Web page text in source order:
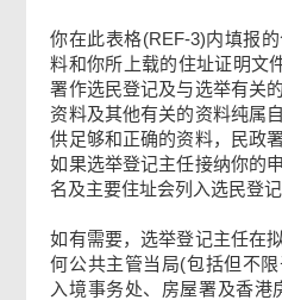
你在此表格(REF-3)内填报
料和你所上载的住址证明文
署作选民登记及与选举有关
资料及其他有关的资料纯属
供足够和正确的资料，民政
如果选举登记主任接纳你的
名及主要住址会列入选民登
如有需要，选举登记主任在
何公共主管当局(包括但不限
入境事务处、房屋署及香港